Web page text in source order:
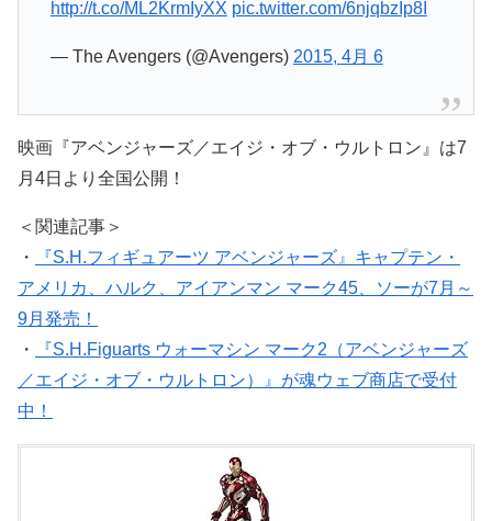
http://t.co/ML2KrmIyXX pic.twitter.com/6njqbzIp8I
— The Avengers (@Avengers) 2015, 4月 6
映画『アベンジャーズ／エイジ・オブ・ウルトロン』は7
月4日より全国公開！
＜関連記事＞
・
『S.H.フィギュアーツ アベンジャーズ』キャプテン・
アメリカ、ハルク、アイアンマン マーク45、ソーが7月～
9月発売！
・
『S.H.Figuarts ウォーマシン マーク2（アベンジャーズ
／エイジ・オブ・ウルトロン）』が魂ウェブ商店で受付
中！